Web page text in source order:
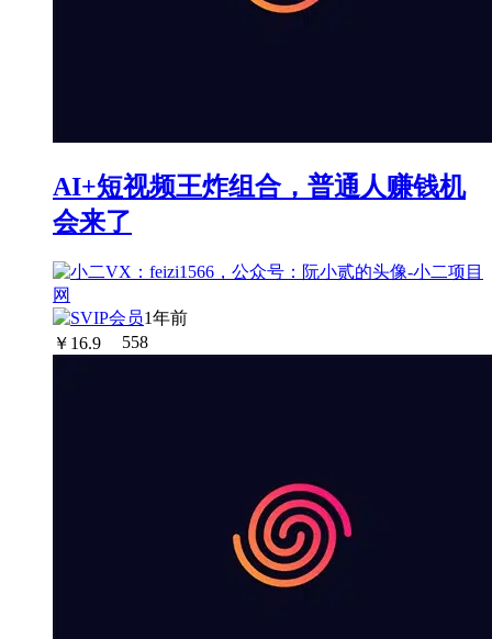
AI+短视频王炸组合，普通人赚钱机
会来了
1年前
￥ 16.9 558